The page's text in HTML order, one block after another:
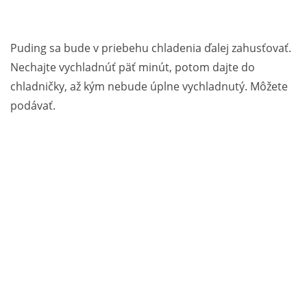
Puding sa bude v priebehu chladenia ďalej zahusťovať.
Nechajte vychladnúť päť minút, potom dajte do
chladničky, až kým nebude úplne vychladnutý. Môžete
podávať.